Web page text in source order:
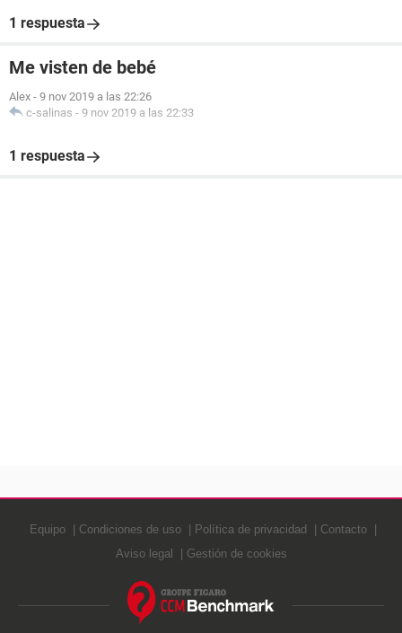
1 respuesta
Me visten de bebé
Alex - 9 nov 2019 a las 22:26
c-salinas - 9 nov 2019 a las 22:33
1 respuesta
Equipo Condiciones de uso Política de privacidad
Contacto
Aviso legal
Gestión de cookies